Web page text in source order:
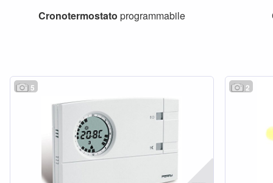
Cronotermostato programmabile
5 2